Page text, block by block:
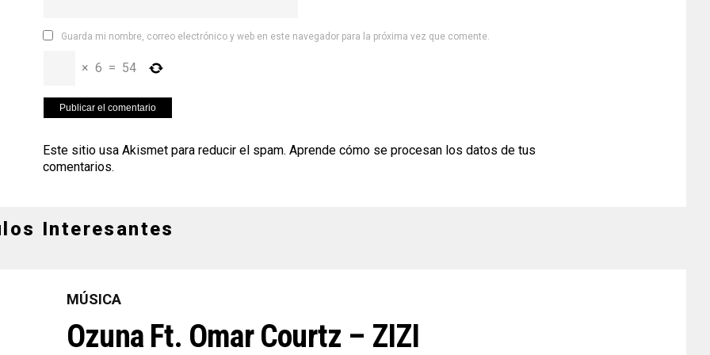
Guarda mi nombre, correo electrónico y web en este navegador para la próxima vez que comente.
× 6 = 54
Este sitio usa Akismet para reducir el spam. Aprende cómo se procesan los datos de tus
comentarios.
Interesantes
MÚSICA
Ozuna Ft. Omar Courtz – ZIZI